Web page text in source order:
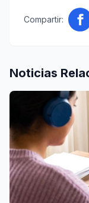
Compartir:
Noticias